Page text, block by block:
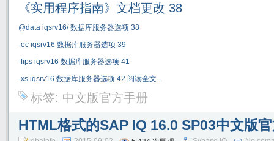
《实用程序指南》文档更改 38
@data iqsrv16/数据库服务器选项 38
-ec iqsrv16 数据库服务器选项 39
-fips iqsrv16 数据库服务器选项 41
-xs iqsrv16 数据库服务器选项 42 阅读全文...
标签: 中文版官方手册
HTML格式的SAP IQ 16.0 SP03中文版